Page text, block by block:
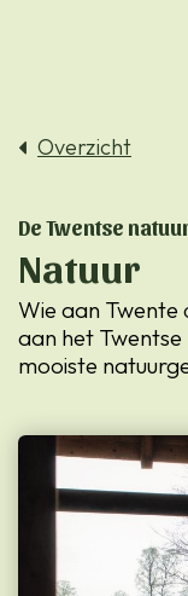
Overzicht
De Twentse
Natuur
Wie aan Twente
aan het
mooiste